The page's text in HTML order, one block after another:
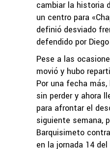
cambiar la historia
un centro para
definió desviado
defendido por
Pese a las
movió y hubo
Por una fecha
sin perder y ahora
para afrontar el
siguiente semana,
Barquisimeto
en la jornada 14 del